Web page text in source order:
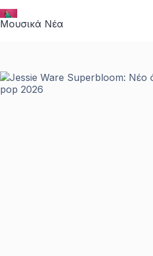
στο
περιεχόμενο
Μουσικά Νέα